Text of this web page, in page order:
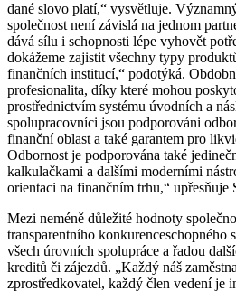
dané slovo platí,“ vysvětluje.
společnost není závislá na jednom
dává sílu i schopnosti lépe vyhovět
dokážeme zajistit všechny typy
finančních institucí,“ podotýká.
profesionalita, díky které mohou
prostřednictvím systému úvodních a
spolupracovníci jsou podporováni
finanční oblast a také garantem pro
Odbornost je podporována také
kalkulačkami a dalšími moderními
orientaci na finančním trhu,“ upřesňuje
Mezi neméně důležité hodnoty
transparentního konkurenceschopného
všech úrovních spolupráce a řadou
kreditů či zájezdů. „Každý náš
zprostředkovatel, každý člen vedení je